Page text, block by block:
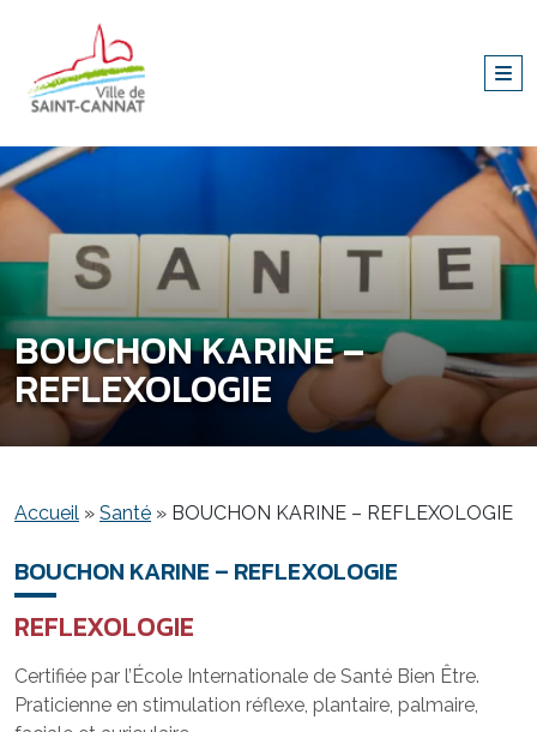
BOUCHON KARINE –
REFLEXOLOGIE
Accueil » Santé » BOUCHON KARINE – REFLEXOLOGIE
BOUCHON KARINE – REFLEXOLOGIE
REFLEXOLOGIE
Certifiée par l’École Internationale de Santé Bien Être.
Praticienne en stimulation réflexe, plantaire, palmaire,